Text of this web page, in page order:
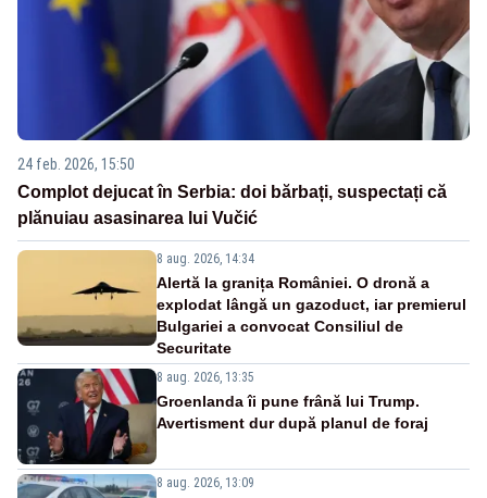
24 feb. 2026, 15:50
Complot dejucat în Serbia: doi bărbați, suspectați că
plănuiau asasinarea lui Vučić
8 aug. 2026, 14:34
Alertă la granița României. O dronă a
explodat lângă un gazoduct, iar premierul
Bulgariei a convocat Consiliul de
Securitate
8 aug. 2026, 13:35
Groenlanda îi pune frână lui Trump.
Avertisment dur după planul de foraj
8 aug. 2026, 13:09